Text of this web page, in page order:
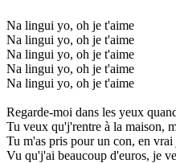
Na lingui yo, oh je t'aime
Na lingui yo, oh je t'aime
Na lingui yo, oh je t'aime
Na lingui yo, oh je t'aime
Na lingui yo, oh je t'aime
Regarde-moi dans les yeux
Tu veux qu'j'rentre à la maison,
Tu m'as pris pour un con, en
Vu qu'j'ai beaucoup d'euros, je